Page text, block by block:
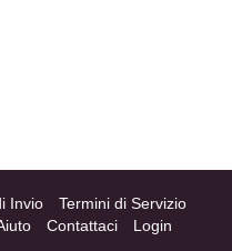
Invio
Termini di Servizio
Contattaci Login